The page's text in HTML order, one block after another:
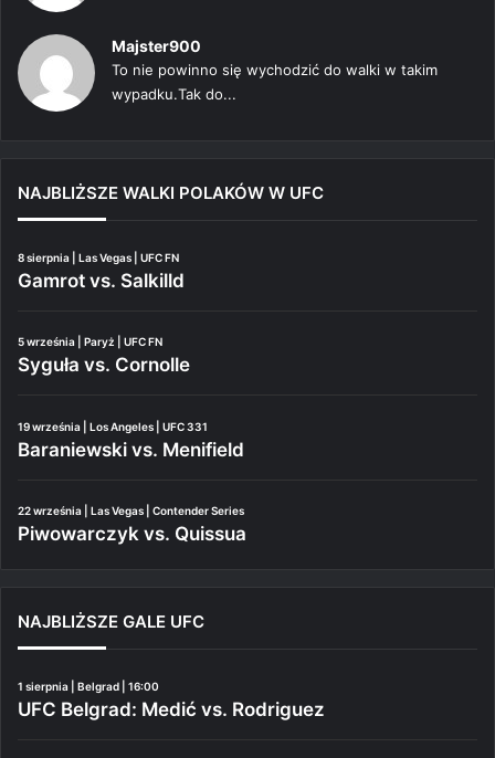
Majster900
To nie powinno się wychodzić do walki w takim
wypadku.Tak do...
NAJBLIŻSZE WALKI POLAKÓW W UFC
8 sierpnia | Las Vegas | UFC FN
Gamrot vs. Salkilld
5 września | Paryż | UFC FN
Syguła vs. Cornolle
19 września | Los Angeles | UFC 331
Baraniewski vs. Menifield
22 września | Las Vegas | Contender Series
Piwowarczyk vs. Quissua
NAJBLIŻSZE GALE UFC
1 sierpnia | Belgrad | 16:00
UFC Belgrad: Medić vs. Rodriguez